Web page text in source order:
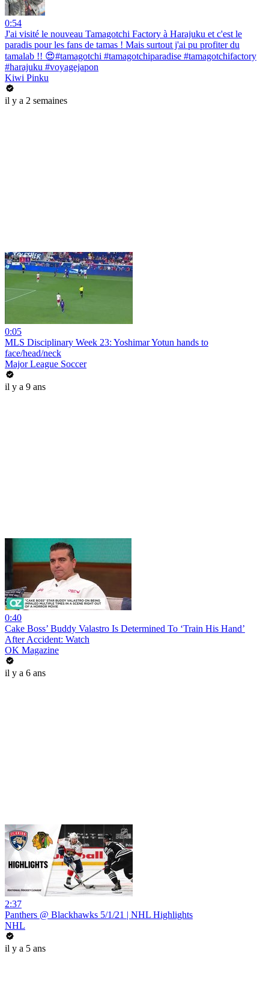
0:54
J'ai visité le nouveau Tamagotchi Factory à Harajuku et c'est le
paradis pour les fans de tamas ! Mais surtout j'ai pu profiter du
tamalab !! 😍#tamagotchi #tamagotchiparadise #tamagotchifactory
#harajuku #voyagejapon
Kiwi Pinku
il y a 2 semaines
0:05
MLS Disciplinary Week 23: Yoshimar Yotun hands to
face/head/neck
Major League Soccer
il y a 9 ans
0:40
Cake Boss’ Buddy Valastro Is Determined To ‘Train His Hand’
After Accident: Watch
OK Magazine
il y a 6 ans
2:37
Panthers @ Blackhawks 5/1/21 | NHL Highlights
NHL
il y a 5 ans